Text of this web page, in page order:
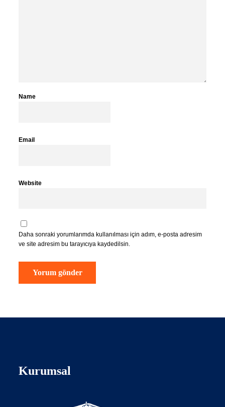
Name
Email
Website
Daha sonraki yorumlarımda kullanılması için adım, e-posta adresim
ve site adresim bu tarayıcıya kaydedilsin.
Kurumsal